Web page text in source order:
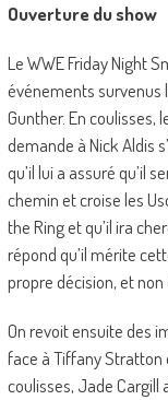
Ouverture du show
Le WWE Friday Night
événements survenus
Gunther. En coulisses,
demande à Nick Aldis
qu’il lui a assuré qu’il
chemin et croise les
the Ring et qu’il ira
répond qu’il mérite
propre décision, et
On revoit ensuite des
face à Tiffany Stratton
coulisses, Jade Cargill